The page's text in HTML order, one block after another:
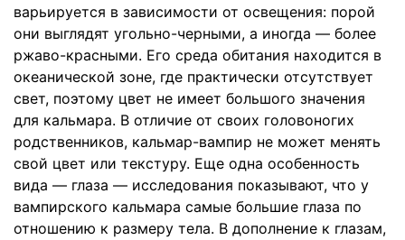
варьируется в зависимости от освещения: порой
они выглядят угольно-черными, а иногда — более
ржаво-красными. Его среда обитания находится в
океанической зоне, где практически отсутствует
свет, поэтому цвет не имеет большого значения
для кальмара. В отличие от своих головоногих
родственников, кальмар-вампир не может менять
свой цвет или текстуру. Еще одна особенность
вида — глаза — исследования показывают, что у
вампирского кальмара самые большие глаза по
отношению к размеру тела. В дополнение к глазам,